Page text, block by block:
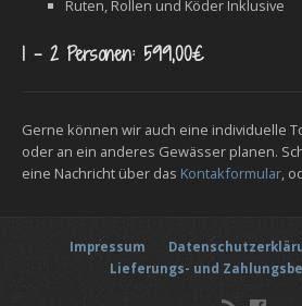
Ruten, Rollen und Köder Inklusive
1 – 2 Personen: 599,00€
Gerne können wir auch eine individuelle
oder an ein anderes Gewässer planen.
eine Nachricht über das Kontakformular ,
Impressum
Lieferungs- und